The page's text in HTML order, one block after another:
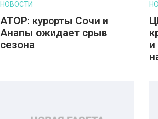
НОВОСТИ
АТОР: курорты Сочи и
Анапы ожидает срыв
сезона
и